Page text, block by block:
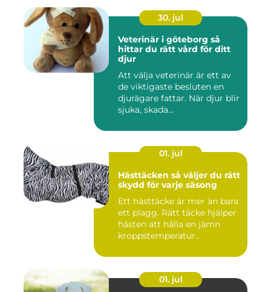
30. jul
Veterinär i göteborg så
hittar du rätt vård för ditt
djur
Att välja veterinär är ett av
de viktigaste besluten en
djurägare fattar. När djur blir
sjuka, skada...
01. jul
Hästtäcken så väljer du rätt
skydd för varje säsong
Ett hästtäcke är mer än bara
ett plagg. Rätt täcke hjälper
hästen att hålla en jämn
kroppstemperatur...
01. jul